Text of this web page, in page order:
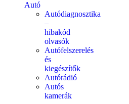
Autó
Autódiagnosztika
–
hibakód
olvasók
Autófelszerelés
és
kiegészítők
Autórádió
Autós
kamerák